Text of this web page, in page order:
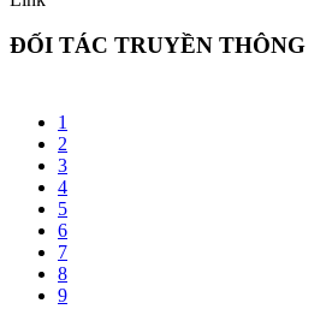
ĐỐI TÁC TRUYỀN THÔNG
1
2
3
4
5
6
7
8
9